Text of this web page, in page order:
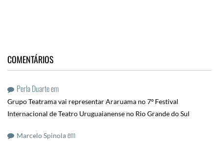
COMENTÁRIOS
Perla Duarteem
Grupo Teatrama vai representar Araruama no 7º Festival
Internacional de Teatro Uruguaianense no Rio Grande do Sul
Marcelo Spinolaem